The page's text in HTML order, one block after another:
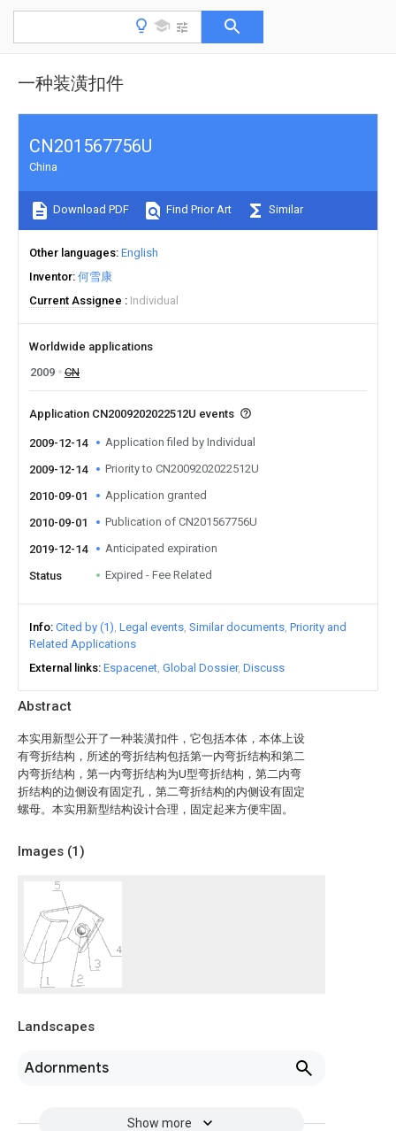
一种装潢扣件
Abstract
本实用新型公开了一种装潢扣件，它包括本体，本体上设
有弯折结构，所述的弯折结构包括第一内弯折结构和第二
内弯折结构，第一内弯折结构为U型弯折结构，第二内弯
折结构的边侧设有固定孔，第二弯折结构的内侧设有固定
螺母。本实用新型结构设计合理，固定起来方便牢固。
Images (1)
Landscapes
Adornments
Show more
CN201567756U
China
Download PDF Find Prior Art Similar
Other languages English
Inventor 何雪康
Current Assignee
Individual
Worldwide applications
2009
CN
Application CN2009202022512U events
2009-12-14 Application filed by Individual
2009-12-14 Priority to CN2009202022512U
2010-09-01 Application granted
2010-09-01 Publication of CN201567756U
2019-12-14 Anticipated expiration
Status Expired - Fee Related
Info Cited by (1) Legal events Similar documents Priority and
Related Applications
External links Espacenet Global Dossier Discuss